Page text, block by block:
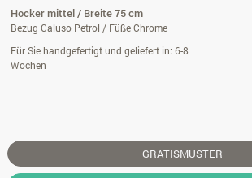
Hocker mittel / Breite 75 cm
Bezug Caluso Petrol / Füße Chrome
Für Sie handgefertigt und geliefert in: 6-8
Wochen
GRATISMUSTER